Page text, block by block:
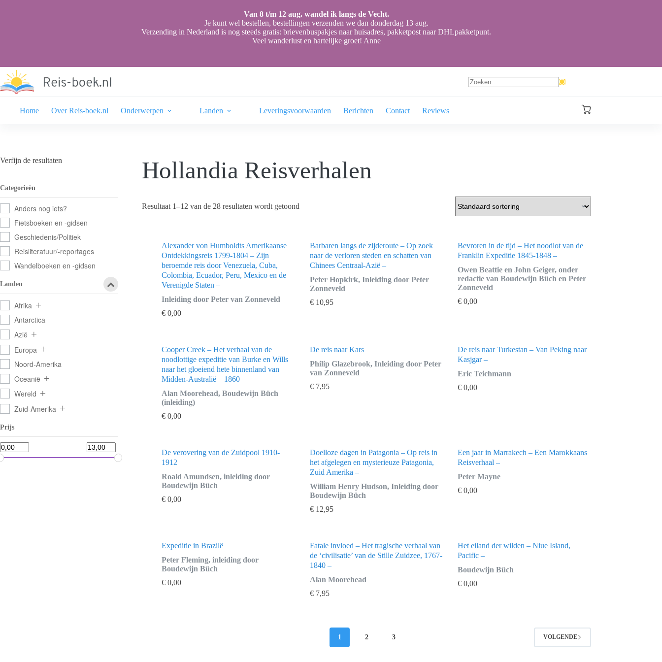
Van 8 t/m 12 aug. wandel ik langs de Vecht.
Je kunt wel bestellen, bestellingen verzenden we dan donderdag 13 aug.
Verzending in Nederland is nog steeds gratis: brievenbuspakjes naar huisadres, pakketpost naar DHLpakketpunt.
Veel wanderlust en hartelijke groet! Anne
Home
Over Reis-boek.nl Onderwerpen Landen Leveringsvoorwaarden Berichten Contact Reviews Winkelwagen
Hollandia Reisverhalen
Resultaat 1–12 van de 28 resultaten wordt getoond
Alexander von Humboldts Amerikaanse
Ontdekkingsreis 1799-1804 – Zijn
beroemde reis door Venezuela, Cuba,
Colombia, Ecuador, Peru, Mexico en de
Verenigde Staten –
Inleiding door Peter van Zonneveld
€ 0,00
Barbaren langs de zijderoute – Op zoek
naar de verloren steden en schatten van
Chinees Centraal-Azië –
Peter Hopkirk, Inleiding door Peter
Zonneveld
€10,95
Bevroren in de tijd – Het noodlot van de
Franklin Expeditie 1845-1848 –
Owen Beattie en John Geiger, onder
redactie van Boudewijn Büch en Peter
Zonneveld
€ 0,00
Cooper Creek – Het verhaal van de
noodlottige expeditie van Burke en Wills
naar het gloeiend hete binnenland van
Midden-Australië – 1860 –
Alan Moorehead, Boudewijn Büch
(inleiding)
€ 0,00
De reis naar Kars
Philip Glazebrook, Inleiding door Peter
van Zonneveld
€7,95
De reis naar Turkestan – Van Peking naar
Kasjgar –
Eric Teichmann
€ 0,00
De verovering van de Zuidpool 1910-
1912
Roald Amundsen, inleiding door
Boudewijn Büch
€ 0,00
Doelloze dagen in Patagonia – Op reis in
het afgelegen en mysterieuze Patagonia,
Zuid Amerika –
William Henry Hudson, Inleiding door
Boudewijn Büch
€12,95
Een jaar in Marrakech – Een Marokkaans
Reisverhaal –
Peter Mayne
€ 0,00
Expeditie in Brazilë
Peter Fleming, inleiding door
Boudewijn Büch
€ 0,00
Fatale invloed – Het tragische verhaal van
de ‘civilisatie’ van de Stille Zuidzee, 1767-
1840 –
Alan Moorehead
€7,95
Het eiland der wilden – Niue Island,
Pacific –
Boudewijn Büch
€ 0,00
1 2 3 VOLGENDE
Verfijn de resultaten
Categorieën
Anders nog iets?
Fietsboeken en -gidsen
Geschiedenis/Politiek
Reisliteratuur/-reportages
Wandelboeken en -gidsen
Landen
Afrika
Antarctica
Azië
Europa
Noord-Amerika
Oceanië
Wereld
Zuid-Amerika
Prijs